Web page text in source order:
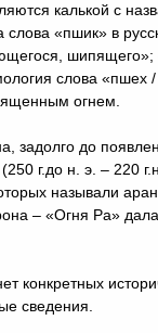
калькой с
«пшик» в
шипящего»;
слова
огнем.
задолго до
г.до н. э. – 220
называли
– «Огня Ра» дала
конкретных
сведения.